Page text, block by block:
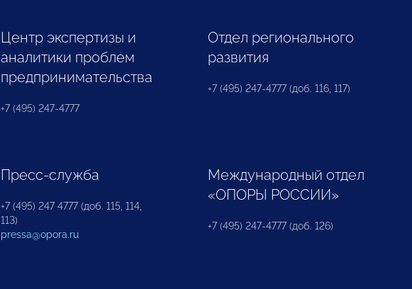
Центр экспертизы и
аналитики проблем
предпринимательства
+7 (495) 247-4777
Отдел регионального
развития
+7 (495) 247-4777 (доб. 116, 117)
Пресс-служба
+7 (495) 247 4777 (доб. 115, 114,
113)
pressa@opora.ru
Международный отдел
«ОПОРЫ РОССИИ»
+7 (495) 247-4777 (доб. 126)